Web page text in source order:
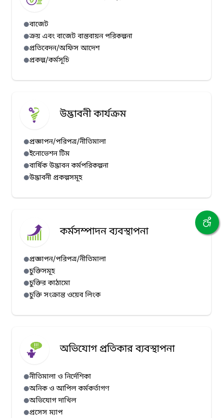
বাজেট
ক্রয় এবং বাজেট বাস্তবায়ন পরিকল্পনা
প্রতিবেদন/অফিস আদেশ
প্রকল্প/কর্মসূচি
উদ্ভাবনী কার্যক্রম
প্রজ্ঞাপন/পরিপত্র/নীতিমালা
ইনোভেশন টিম
বার্ষিক উদ্ভাবন কর্মপরিকল্পনা
উদ্ভাবনী প্রকল্পসমূহ
কর্মসম্পাদন ব্যবস্থাপনা
প্রজ্ঞাপন/পরিপত্র/নীতিমালা
চুক্তিসমূহ
চুক্তির কাঠামো
চুক্তি সংক্রান্ত ওয়েব লিংক
অভিযোগ প্রতিকার ব্যবস্থাপনা
নীতিমালা ও নির্দেশিকা
অনিক ও আপিল কর্মকর্তাগণ
অভিযোগ দাখিল
প্রসেস ম্যাপ